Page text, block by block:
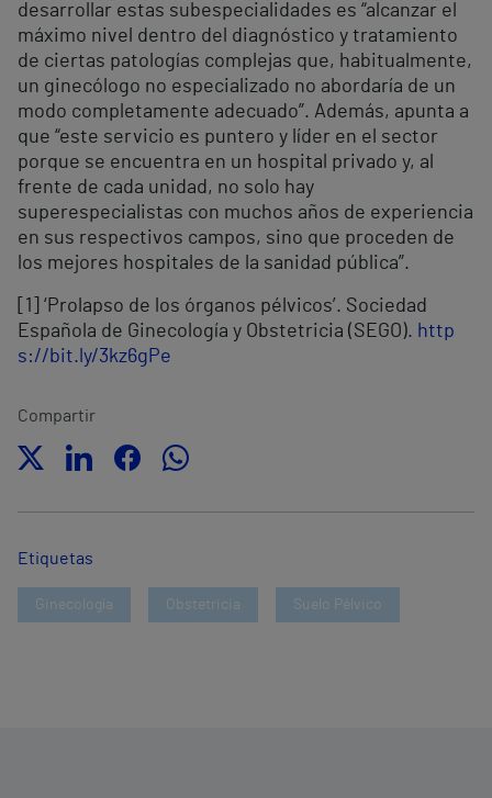
desarrollar estas subespecialidades es “alcanzar el
máximo nivel dentro del diagnóstico y tratamiento
de ciertas patologías complejas que, habitualmente,
un ginecólogo no especializado no abordaría de un
modo completamente adecuado”. Además, apunta a
que “este servicio es puntero y líder en el sector
porque se encuentra en un hospital privado y, al
frente de cada unidad, no solo hay
superespecialistas con muchos años de experiencia
en sus respectivos campos, sino que proceden de
los mejores hospitales de la sanidad pública”.
[1] ‘Prolapso de los órganos pélvicos’. Sociedad
Española de Ginecología y Obstetricia (SEGO). http
s://bit.ly/3kz6gPe
Compartir
Etiquetas
Ginecología Obstetricia Suelo Pélvico